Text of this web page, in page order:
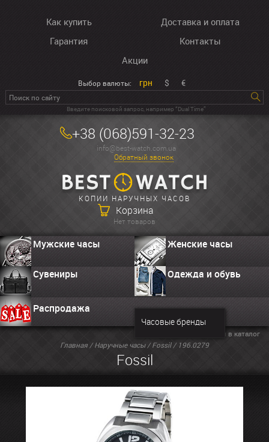
Как купить
Доставка и оплата
Гарантия
Контакты
Акции
Выбор валюты: грн $ €
Введите поисковой запрос, например “Dual Time”
+38 (068)591-32-23
info@best-watch.com.ua
Обратный звонок
КОПИИ НАРУЧНЫХ ЧАСОВ
Корзина
Нет товаров
Мужские часы Женские часы
Сувениры Одежда и обувь
Распродажа
Часовые бренды
Главная /Наручные часы/Fossil/ 196.0279
Fossil
Вернуться в каталог